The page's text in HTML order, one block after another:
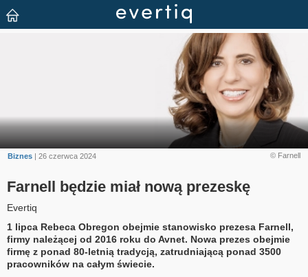
© Farnell
Biznes | 26 czerwca 2024
Farnell będzie miał nową prezeskę
Evertiq
1 lipca Rebeca Obregon obejmie stanowisko prezesa Farnell,
firmy należącej od 2016 roku do Avnet. Nowa prezes obejmie
firmę z ponad 80-letnią tradycją, zatrudniającą ponad 3500
pracowników na całym świecie.